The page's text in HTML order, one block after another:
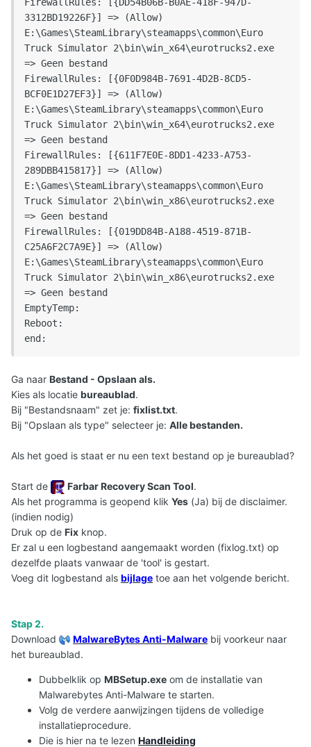
Ga naar Bestand - Opslaan als.
Kies als locatie bureaublad.
Bij "Bestandsnaam" zet je: fixlist.txt.
Bij "Opslaan als type" selecteer je: Alle bestanden.
Als het goed is staat er nu een text bestand op je bureaublad?
Start de Farbar Recovery Scan Tool.
Als het programma is geopend klik Yes (Ja) bij de disclaimer.
(indien nodig)
Druk op de Fix knop.
Er zal u een logbestand aangemaakt worden (fixlog.txt) op
dezelfde plaats vanwaar de 'tool' is gestart.
Voeg dit logbestand als bijlage toe aan het volgende bericht.
Stap 2.
Download
MalwareBytes Anti-Malware bij voorkeur naar
het bureaublad.
Dubbelklik op MBSetup.exe om de installatie van
Malwarebytes Anti-Malware te starten.
Volg de verdere aanwijzingen tijdens de volledige
installatieprocedure.
Die is hier na te lezen Handleiding